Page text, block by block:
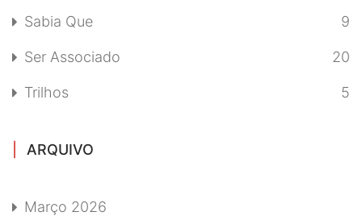
Sabia Que 9
Ser Associado 20
Trilhos 5
ARQUIVO
Março 2026